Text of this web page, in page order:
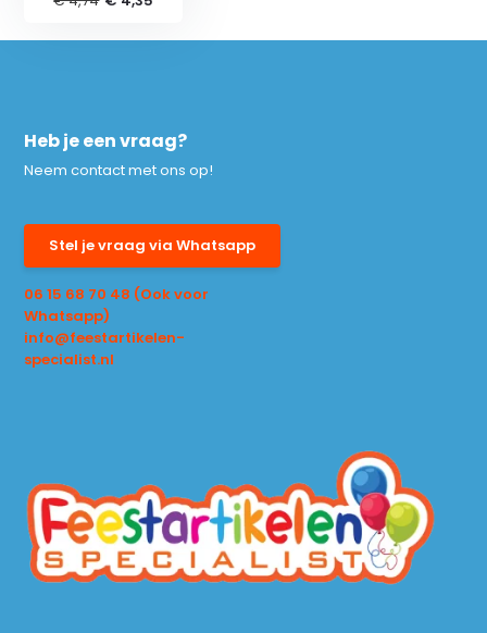
Heb je een vraag?
Neem contact met ons op!
Stel je vraag via Whatsapp
06 15 68 70 48 (Ook voor
Whatsapp)
info@feestartikelen-
specialist.nl